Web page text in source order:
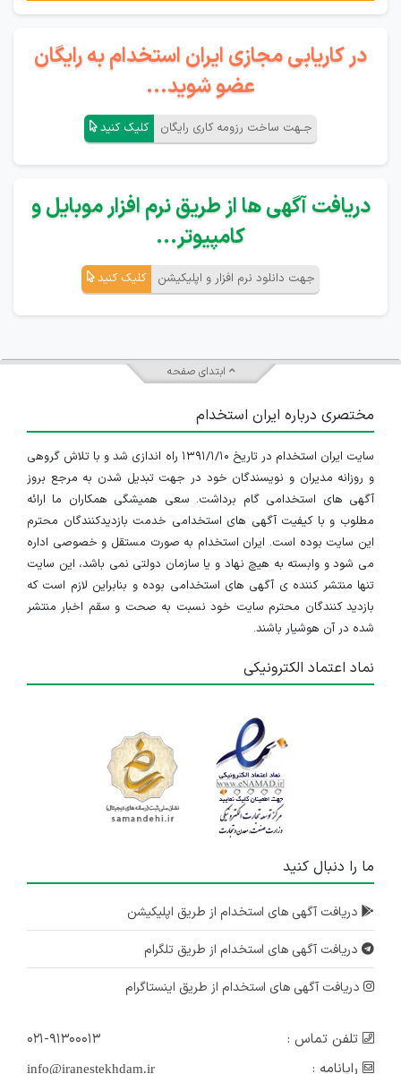
در کاریابی مجازی ایران استخدام به رایگان
عضو شوید...
جـهت ساخت رزومه کاری رایگان کلیک کنید
دریافت آگهی ها از طریق نرم افزار موبایل و
کامپیوتر...
جهت دانلود نرم افزار و اپلیکیشن کلیک کنید
ابتدای صفحه
مختصری درباره ایران استخدام
سایت ایران استخدام در تاریخ ۱۳۹۱/۱/۱۰ راه اندازی شد و با تلاش گروهی
و روزانه مدیران و نویسندگان خود در جهت تبدیل شدن به مرجع بروز
آگهی های استخدامی گام برداشت. سعی همیشگی همکاران ما ارائه
مطلوب و با کیفیت آگهی های استخدامی خدمت بازدیدکنندگان محترم
این سایت بوده است. ایران استخدام به صورت مستقل و خصوصی اداره
می شود و وابسته به هیچ نهاد و یا سازمان دولتی نمی باشد، این سایت
تنها منتشر کننده ی آگهی های استخدامی بوده و بنابراین لازم است که
بازدید کنندگان محترم سایت خود نسبت به صحت و سقم اخبار منتشر
شده در آن هوشیار باشند.
نماد اعتماد الکترونیکی
ما را دنبال کنید
دریافت آگهی های استخدام از طریق اپلیکیشن
دریافت آگهی های استخدام از طریق تلگرام
دریافت آگهی های استخدام از طریق اینستاگرام
تلفن تماس :
۰۲۱-۹۱۳۰۰۰۱۳
رایانامه :
info@iranestekhdam.ir